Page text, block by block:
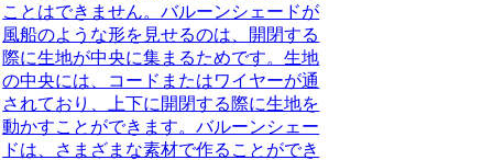
ことはできません。バルーンシェードが
風船のような形を見せるのは、開閉する
際に生地が中央に集まるためです。生地
の中央には、コードまたはワイヤーが通
されており、上下に開閉する際に生地を
動かすことができます。バルーンシェー
ドは、さまざまな素材で作ることができ